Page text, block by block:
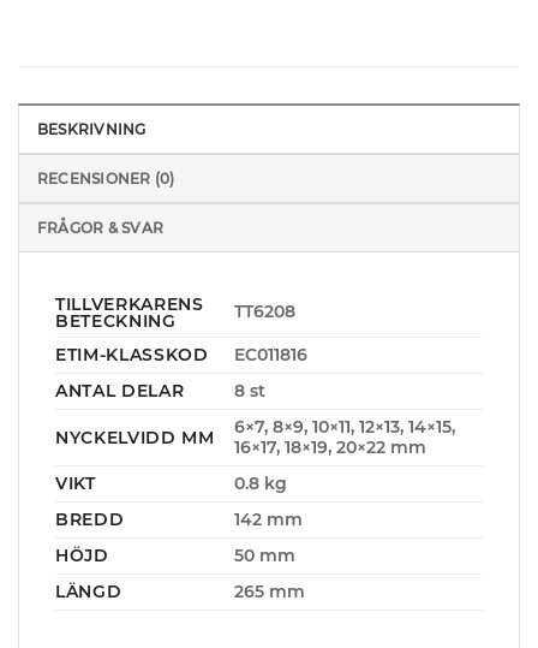
BESKRIVNING
RECENSIONER (0)
FRÅGOR & SVAR
TILLVERKARENS
BETECKNING
TT6208
ETIM-KLASSKOD
EC011816
ANTAL DELAR
8 st
NYCKELVIDD MM
6×7, 8×9, 10×11, 12×13, 14×15,
16×17, 18×19, 20×22 mm
VIKT
0.8 kg
BREDD
142 mm
HÖJD
50 mm
LÄNGD
265 mm